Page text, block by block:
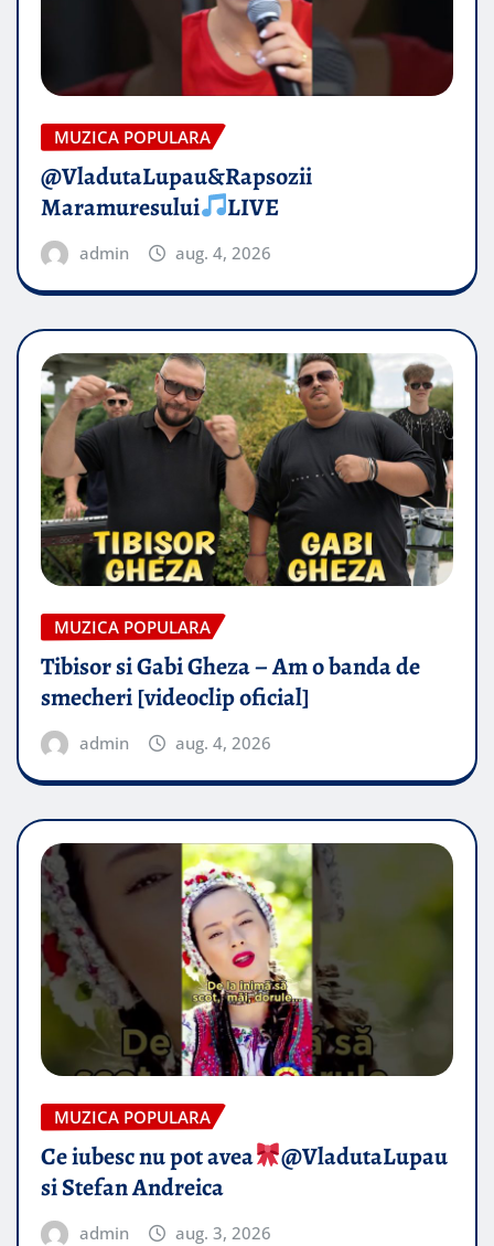
MUZICA POPULARA
@VladutaLupau&Rapsozii
Maramuresului
LIVE
admin aug. 4, 2026
MUZICA POPULARA
Tibisor si Gabi Gheza – Am o banda de
smecheri [videoclip oficial]
admin aug. 4, 2026
MUZICA POPULARA
Ce iubesc nu pot avea
​@VladutaLupau
si Stefan Andreica
admin aug. 3, 2026